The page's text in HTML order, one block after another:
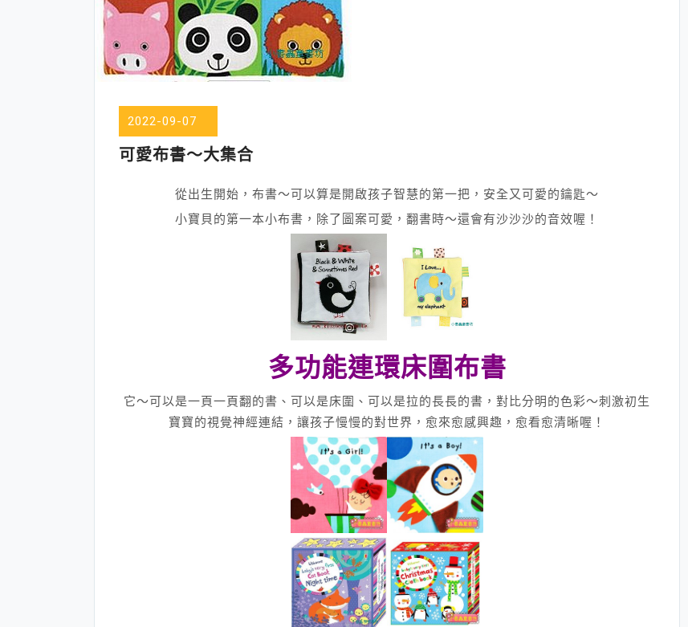
2022-09-07
可愛布書～大集合
從出生開始，布書～可以算是開啟孩子智慧的第一把，安全又可愛的鑰匙～
小寶貝的第一本小布書，除了圖案可愛，翻書時～還會有沙沙沙的音效喔！
多功能連環床圍布書
它～可以是一頁一頁翻的書、可以是床圍、可以是拉的長長的書，對比分明的色彩～刺激初生
寶寶的視覺神經連結，讓孩子慢慢的對世界，愈來愈感興趣，愈看愈清晰喔！